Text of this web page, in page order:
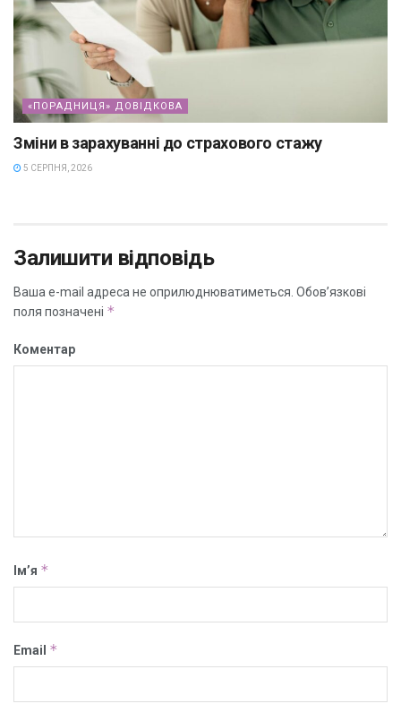
«ПОРАДНИЦЯ» ДОВІДКОВА
Зміни в зарахуванні до страхового стажу
5 СЕРПНЯ, 2026
Залишити відповідь
Ваша e-mail адреса не оприлюднюватиметься. Обов’язкові
поля позначені *
Коментар
Ім’я *
Email *